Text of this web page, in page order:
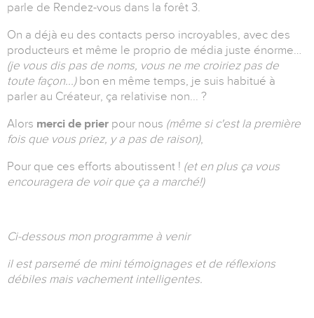
parle de Rendez-vous dans la forêt 3.
On a déjà eu des contacts perso incroyables, avec des
producteurs et même le proprio de média juste énorme…
(je vous dis pas de noms, vous ne me croiriez pas de
toute façon...) bon en même temps, je suis habitué à
parler au Créateur, ça relativise non... ?
Alors merci de prier pour nous (même si c'est la première
fois que vous priez, y a pas de raison),
Pour que ces efforts aboutissent ! (et en plus ça vous
encouragera de voir que ça a marché!)
Ci-dessous mon programme à venir
il est parsemé de mini témoignages et de réflexions
débiles mais vachement intelligentes.